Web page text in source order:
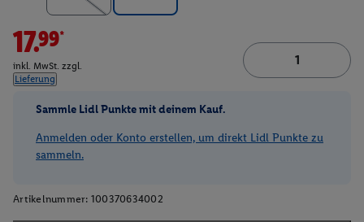
17.99*
inkl. MwSt. zzgl.
Lieferung
Sammle Lidl Punkte mit deinem Kauf.
Anmelden oder Konto erstellen, um direkt Lidl Punkte zu
sammeln.
Artikelnummer: 100370634002